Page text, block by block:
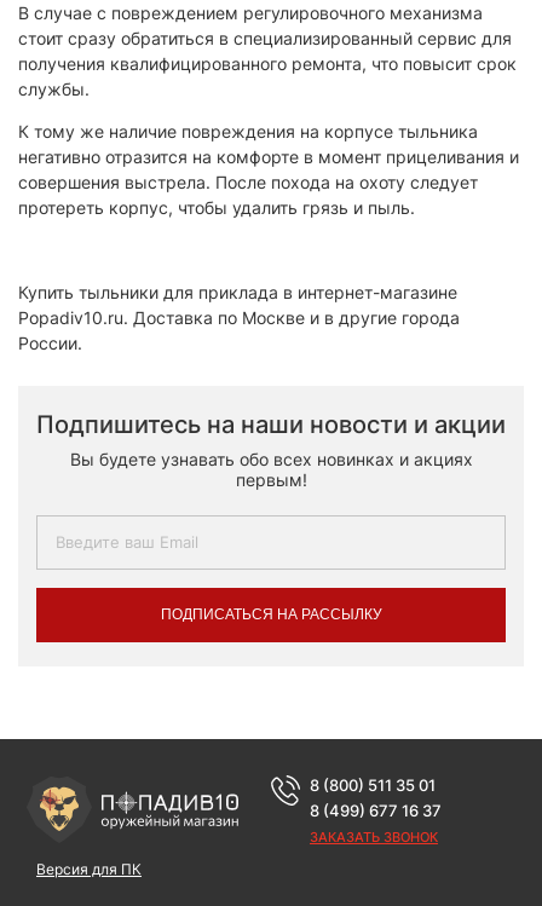
В случае с повреждением регулировочного механизма
стоит сразу обратиться в специализированный сервис для
получения квалифицированного ремонта, что повысит срок
службы.
К тому же наличие повреждения на корпусе тыльника
негативно отразится на комфорте в момент прицеливания и
совершения выстрела. После похода на охоту следует
протереть корпус, чтобы удалить грязь и пыль.
Купить тыльники для приклада в интернет-магазине
Popadiv10.ru. Доставка по Москве и в другие города
России.
Подпишитесь на наши новости и акции
Вы будете узнавать обо всех новинках и акциях
первым!
ПОДПИСАТЬСЯ НА РАССЫЛКУ
Версия для ПК
8 (800) 511 35 01
8 (499) 677 16 37
ЗАКАЗАТЬ ЗВОНОК